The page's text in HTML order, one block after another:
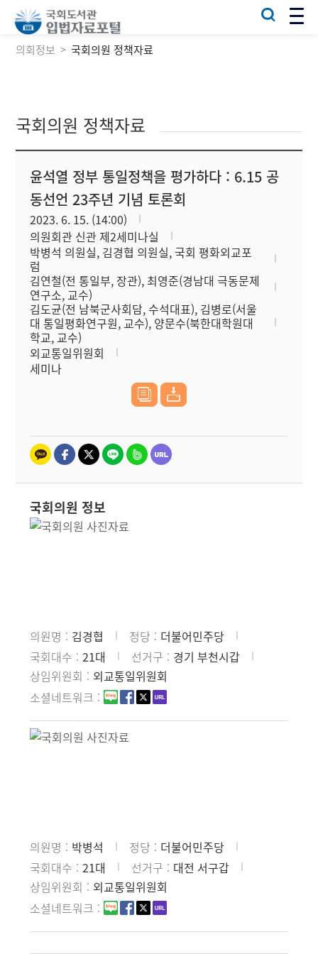
의회정보 국회의원 정책자료
국회의원 정책자료
윤석열 정부 통일정책을 평가하다 : 6.15 공
동선언 23주년 기념 토론회
2023. 6. 15. (14:00)
의원회관 신관 제2세미나실
박병석 의원실, 김경협 의원실, 국회 평화외교포
럼
김연철(전 통일부, 장관), 최영준(경남대 극동문제
연구소, 교수)
김도균(전 남북군사회담, 수석대표), 김병로(서울
대 통일평화연구원, 교수), 양문수(북한대학원대
학교, 교수)
외교통일위원회
세미나
국회의원 정보
의원명 김경협 정당
더불어민주당
국회대수
21대 선거구
경기 부천시갑
상임위원회
외교통일위원회
소셜네트워크
의원명 박병석 정당
더불어민주당
국회대수
21대 선거구
대전 서구갑
상임위원회
외교통일위원회
소셜네트워크